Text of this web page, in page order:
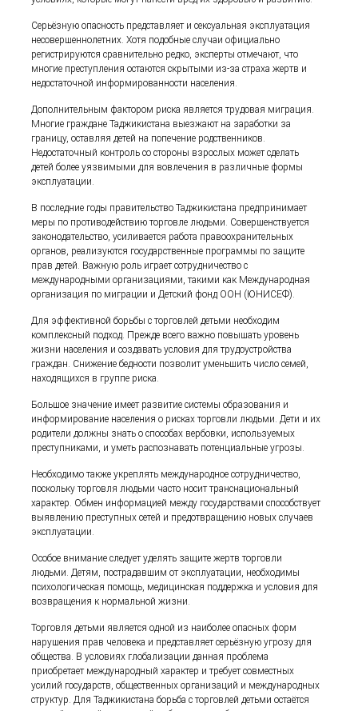
Серьёзную опасность представляет и сексуальная эксплуатация
несовершеннолетних. Хотя подобные случаи официально
регистрируются сравнительно редко, эксперты отмечают, что
многие преступления остаются скрытыми из-за страха жертв и
недостаточной информированности населения.
Дополнительным фактором риска является трудовая миграция.
Многие граждане Таджикистана выезжают на заработки за
границу, оставляя детей на попечение родственников.
Недостаточный контроль со стороны взрослых может сделать
детей более уязвимыми для вовлечения в различные формы
эксплуатации.
В последние годы правительство Таджикистана предпринимает
меры по противодействию торговле людьми. Совершенствуется
законодательство, усиливается работа правоохранительных
органов, реализуются государственные программы по защите
прав детей. Важную роль играет сотрудничество с
международными организациями, такими как Международная
организация по миграции и Детский фонд ООН (ЮНИСЕФ).
Для эффективной борьбы с торговлей детьми необходим
комплексный подход. Прежде всего важно повышать уровень
жизни населения и создавать условия для трудоустройства
граждан. Снижение бедности позволит уменьшить число семей,
находящихся в группе риска.
Большое значение имеет развитие системы образования и
информирование населения о рисках торговли людьми. Дети и их
родители должны знать о способах вербовки, используемых
преступниками, и уметь распознавать потенциальные угрозы.
Необходимо также укреплять международное сотрудничество,
поскольку торговля людьми часто носит транснациональный
характер. Обмен информацией между государствами способствует
выявлению преступных сетей и предотвращению новых случаев
эксплуатации.
Особое внимание следует уделять защите жертв торговли
людьми. Детям, пострадавшим от эксплуатации, необходимы
психологическая помощь, медицинская поддержка и условия для
возвращения к нормальной жизни.
Торговля детьми является одной из наиболее опасных форм
нарушения прав человека и представляет серьёзную угрозу для
общества. В условиях глобализации данная проблема
приобретает международный характер и требует совместных
усилий государств, общественных организаций и международных
структур. Для Таджикистана борьба с торговлей детьми остаётся